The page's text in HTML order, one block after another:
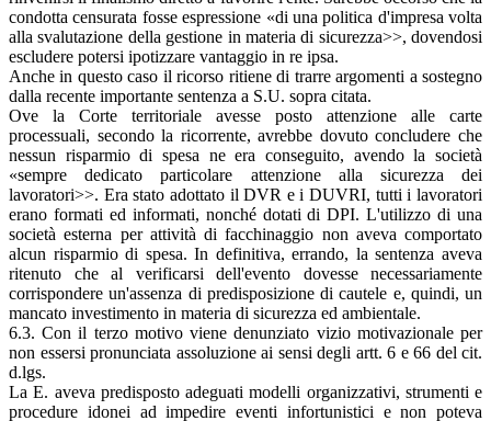
condotta censurata fosse espressione «di una politica d'impresa volta
alla svalutazione della gestione in materia di sicurezza>>, dovendosi
escludere potersi ipotizzare vantaggio in re ipsa.
Anche in questo caso il ricorso ritiene di trarre argomenti a sostegno
dalla recente importante sentenza a S.U. sopra citata.
Ove la Corte territoriale avesse posto attenzione alle carte
processuali, secondo la ricorrente, avrebbe dovuto concludere che
nessun risparmio di spesa ne era conseguito, avendo la società
«sempre dedicato particolare attenzione alla sicurezza dei
lavoratori>>. Era stato adottato il DVR e i DUVRI, tutti i lavoratori
erano formati ed informati, nonché dotati di DPI. L'utilizzo di una
società esterna per attività di facchinaggio non aveva comportato
alcun risparmio di spesa. In definitiva, errando, la sentenza aveva
ritenuto che al verificarsi dell'evento dovesse necessariamente
corrispondere un'assenza di predisposizione di cautele e, quindi, un
mancato investimento in materia di sicurezza ed ambientale.
6.3. Con il terzo motivo viene denunziato vizio motivazionale per
non essersi pronunciata assoluzione ai sensi degli artt. 6 e 66 del cit.
d.lgs.
La E. aveva predisposto adeguati modelli organizzativi, strumenti e
procedure idonei ad impedire eventi infortunistici e non poteva